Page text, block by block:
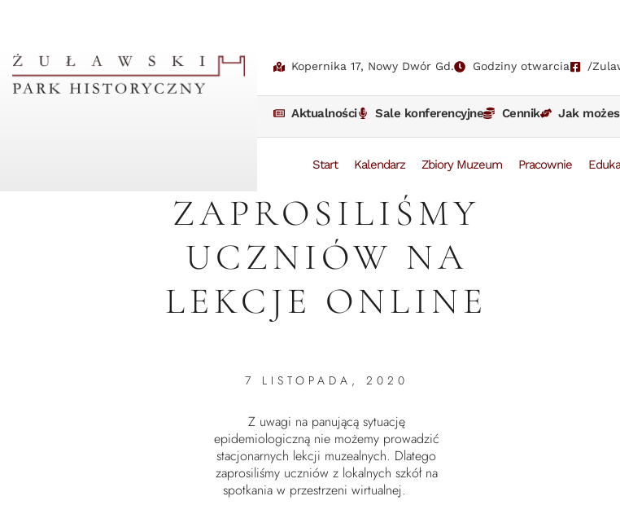
Kopernika 17, Nowy Dwór Gd. Godziny otwarcia /
Aktualności Sale konferencyjne Cennik Jak
Start Kalendarz Zbiory Muzeum Pracownie
ZAPROSILIŚMY
UCZNIÓW NA
LEKCJE ONLINE
7 LISTOPADA, 2020
Z uwagi na panującą sytuację
epidemiologiczną nie możemy prowadzić
stacjonarnych lekcji muzealnych. Dlatego
zaprosiliśmy uczniów z lokalnych szkół na
spotkania w przestrzeni wirtualnej.